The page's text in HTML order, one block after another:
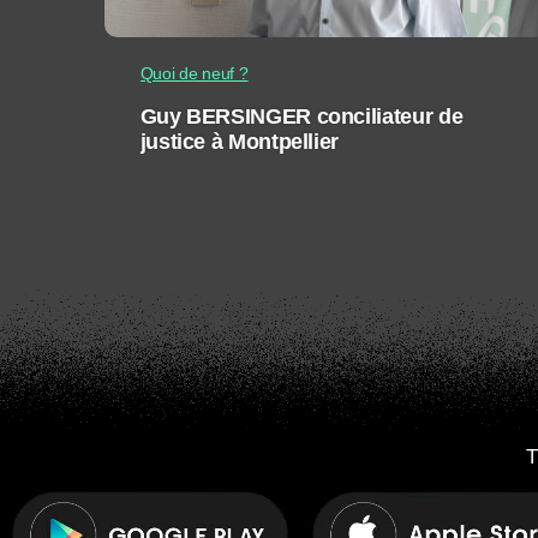
Quoi de neuf ?
Guy BERSINGER conciliateur de
justice à Montpellier